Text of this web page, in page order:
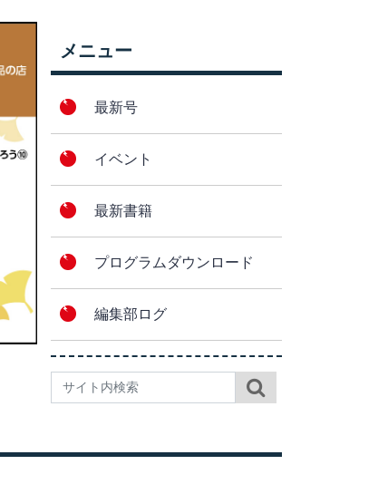
メニュー
最新号
イベント
最新書籍
プログラムダウンロード
編集部ログ